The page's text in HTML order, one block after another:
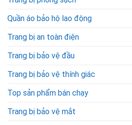
Quần áo bảo hộ lao động
Trang bị an toàn điện
Trang bị bảo vệ đầu
Trang bị bảo vệ thính giác
Top sản phẩm bán chạy
Trang bị bảo vệ mắt